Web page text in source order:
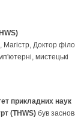
Магістр, Доктор
мистецькі
прикладних наук
(THWS)був